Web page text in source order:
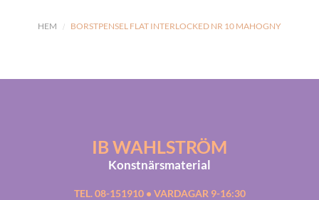
HEM BORSTPENSEL FLAT INTERLOCKED NR 10 MAHOGNY
IB WAHLSTRÖM
Konstnärsmaterial
TEL. 08-151910 • VARDAGAR 9-16:30